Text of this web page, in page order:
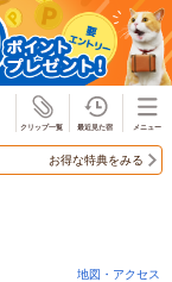
お得な特典をみる
地図・アクセス